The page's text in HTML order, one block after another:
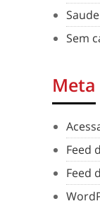
Saude
Sem
Meta
Feed
Feed